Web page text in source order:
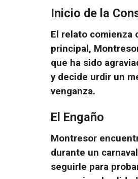
Inicio de la
El relato comienza
principal,
que ha sido
y decide urdir un
venganza.
El Engaño
Montresor
durante un
seguirle para